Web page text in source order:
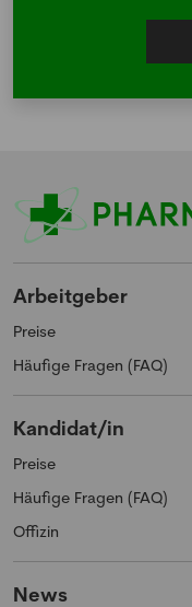
Arbeitgeber
Preise
Häufige Fragen (FAQ)
Kandidat/in
Preise
Häufige Fragen (FAQ)
Offizin
News